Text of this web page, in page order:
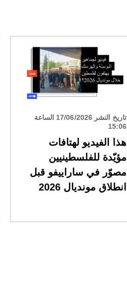
تاريخ النشر 17/06/2026 الساعة
15:06
هذا الفيديو لهتافات
مؤيّدة للفلسطينيين
مصوّر في ساراييفو قبل
انطلاق مونديال 2026